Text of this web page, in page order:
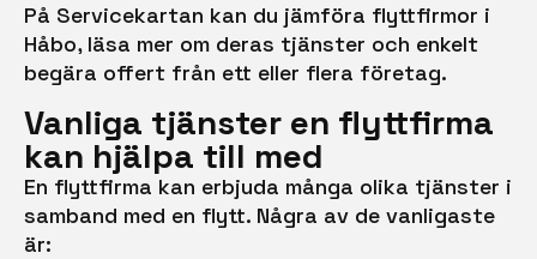
På Servicekartan kan du jämföra flyttfirmor i
Håbo, läsa mer om deras tjänster och enkelt
begära offert från ett eller flera företag.
Vanliga tjänster en flyttfirma
kan hjälpa till med
En flyttfirma kan erbjuda många olika tjänster i
samband med en flytt. Några av de vanligaste
är: